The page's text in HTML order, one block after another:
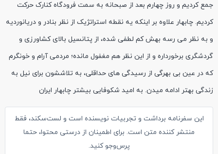
جمع کردیم و روز چهارم بعد از صبحانه به سمت فرودگاه کنارک حرکت
کردیم. چابهار علاوه بر اینکه یه نقطه استراتژیک از نظر بنادر و دریانوردیه
و به نظر می رسه بهش کم لطفی شده، از پتانسیل بالای کشاورزی و
گردشگری برخورداره و از این نظر هم مغفول مانده؛ مردمی آرام و خونگرم
که در عین بی بهرگی از رسیدگی های حداقلی، به تلاششون برای نیل به
زندگی بهتر ادامه میدن. به امید شکوفایی بیشتر چابهار ایران
این سفرنامه برداشت و تجربیات نویسنده است و لست‌سکند، فقط
منتشر کننده متن است. برای اطمینان از درستی محتوا، حتما
پرس‌وجو کنید.